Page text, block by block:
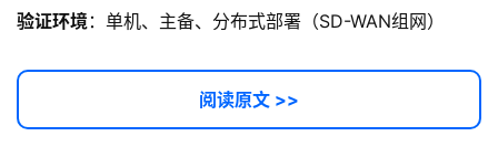
验证环境：单机、主备、分布式部署（SD-WAN组网）
阅读原文 >>